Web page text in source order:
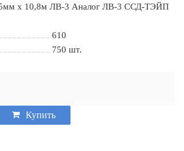
х 10,8м ЛВ-3 Аналог ЛВ-3 ССД-ТЭЙП
610
750 шт.
Купить